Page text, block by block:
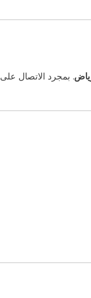
. بمجرد الاتصال على